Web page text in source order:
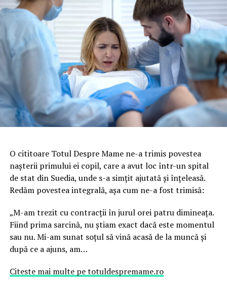
O cititoare Totul Despre Mame ne-a trimis povestea
nașterii primului ei copil, care a avut loc într-un spital
de stat din Suedia, unde s-a simțit ajutată și înțeleasă.
Redăm povestea integrală, așa cum ne-a fost trimisă:
„M-am trezit cu contracții în jurul orei patru dimineața.
Fiind prima sarcină, nu știam exact dacă este momentul
sau nu. Mi-am sunat soțul să vină acasă de la muncă și
după ce a ajuns, am…
Citeste mai multe pe totuldespremame.ro